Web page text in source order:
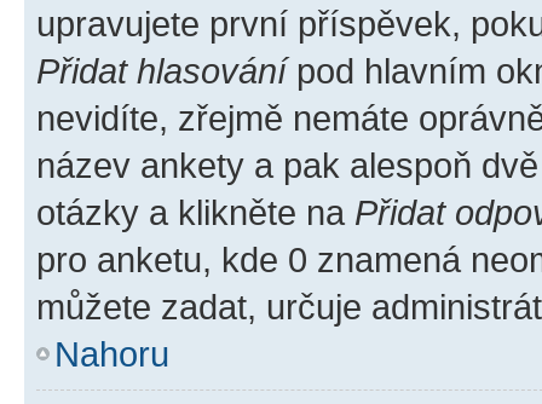
upravujete první příspěvek,
Přidat hlasovánípod hlavním
nevidíte, zřejmě nemáte
název ankety a pak alespoň
otázky a klikněte na Přidat
pro anketu, kde 0 znamená
můžete zadat, určuje
Nahoru